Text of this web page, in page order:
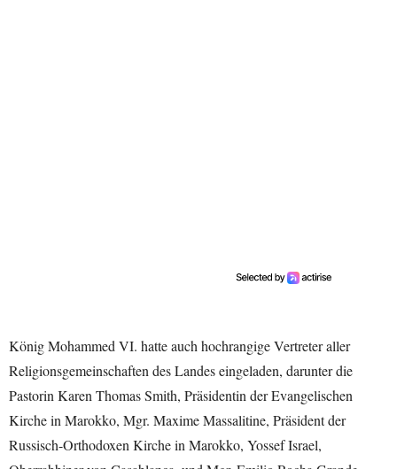
König Mohammed VI. hatte auch hochrangige Vertreter aller
Religionsgemeinschaften des Landes eingeladen, darunter die
Pastorin Karen Thomas Smith, Präsidentin der Evangelischen
Kirche in Marokko, Mgr. Maxime Massalitine, Präsident der
Russisch-Orthodoxen Kirche in Marokko, Yossef Israel,